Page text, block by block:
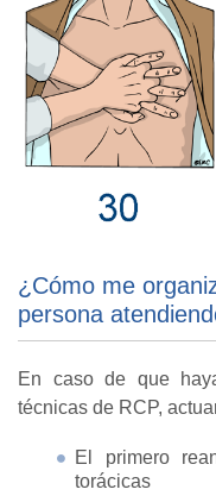
¿Cómo me
persona
En caso de que
técnicas de RCP,
El primero
torácicas